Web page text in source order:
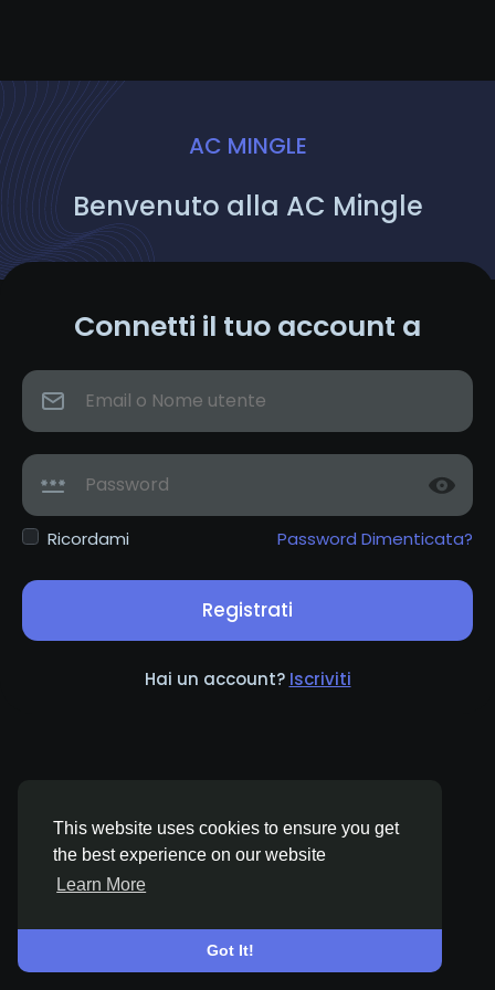
This website uses cookies to ensure you get
the best experience on our website
Learn More
Got It!
AC MINGLE
Benvenuto alla AC Mingle
Connetti il tuo account a
Ricordami Password Dimenticata?
Registrati
Hai un account? Iscriviti
About Termini e Condizioni Privacy Contattaci
Elenco